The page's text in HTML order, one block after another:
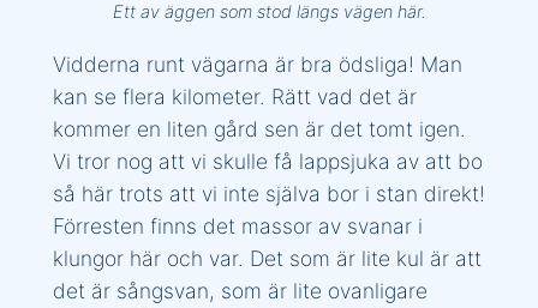
Ett av äggen som stod längs vägen här.
Vidderna runt vägarna är bra ödsliga! Man
kan se flera kilometer. Rätt vad det är
kommer en liten gård sen är det tomt igen.
Vi tror nog att vi skulle få lappsjuka av att bo
så här trots att vi inte själva bor i stan direkt!
Förresten finns det massor av svanar i
klungor här och var. Det som är lite kul är att
det är sångsvan, som är lite ovanligare